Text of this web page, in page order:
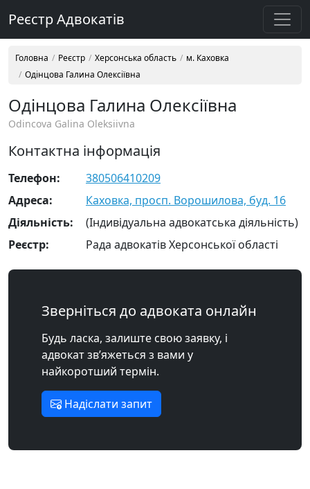
Реєстр Адвокатів
Головна Реєстр Херсонська область
м. Каховка
Одінцова Галина Олексіївна
Одінцова Галина Олексіївна
Odincova Galina Oleksiivna
Контактна інформація
Телефон:
380506410209
Адреса:
Каховка, просп. Ворошилова, буд. 16
Діяльність:
(Індивідуальна адвокатська діяльність)
Реєстр:
Рада адвокатів Херсонської області
Зверніться до адвоката онлайн
Будь ласка, залиште свою заявку, і
адвокат зв’яжеться з вами у
найкоротший термін.
Надіслати запит